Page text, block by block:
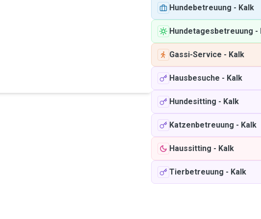
Hundebetreuung - Kalk
Hundetagesbetreuung -
Gassi-Service - Kalk
Hausbesuche - Kalk
Hundesitting - Kalk
Katzenbetreuung - Kalk
Haussitting - Kalk
Tierbetreuung - Kalk